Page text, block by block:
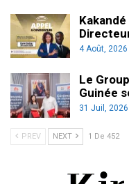
4 Août, 2026
Le
Guinée
31 Juil, 2026
PREV NEXT 1 De 452